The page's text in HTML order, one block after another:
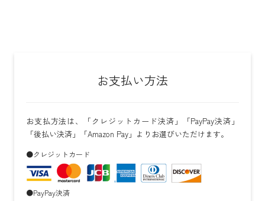
お支払い方法
お支払方法は、「クレジットカード決済」「PayPay決済」
「後払い決済」「Amazon Pay」よりお選びいただけます。
●クレジットカード
●PayPay決済